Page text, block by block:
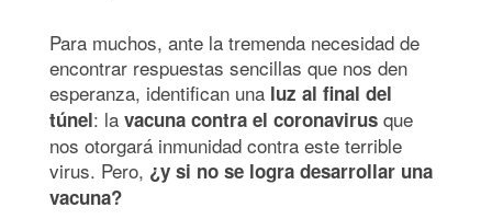
Para muchos, ante la tremenda necesidad de
encontrar respuestas sencillas que nos den
esperanza, identifican una luz al final del
túnel: la vacuna contra el coronavirus que
nos otorgará inmunidad contra este terrible
virus. Pero, ¿y si no se logra desarrollar una
vacuna?